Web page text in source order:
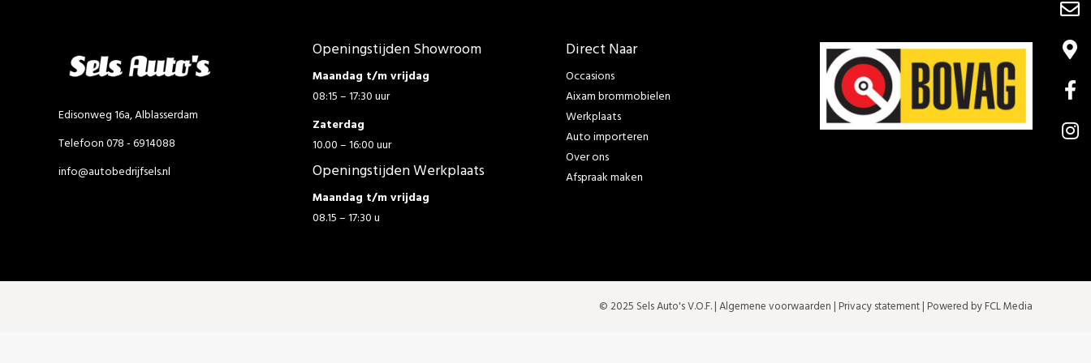
Edisonweg 16a, Alblasserdam
Telefoon 078 - 6914088
info@autobedrijfsels.nl
Openingstijden Showroom
Maandag t/m vrijdag
08:15 – 17:30 uur
Zaterdag
10.00 – 16:00 uur
Openingstijden Werkplaats
Maandag t/m vrijdag
08.15 – 17:30 u
Direct Naar
Occasions
Aixam brommobielen
Werkplaats
Auto importeren
Over ons
Afspraak maken
© 2025 Sels Auto's V.O.F. |Algemene voorwaarden | Privacy statement| Powered by FCL Media